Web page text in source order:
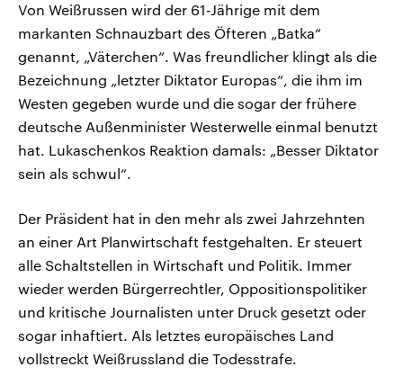
Von Weißrussen wird der 61-Jährige mit dem
markanten Schnauzbart des Öfteren „Batka“
genannt, „Väterchen“. Was freundlicher klingt als die
Bezeichnung „letzter Diktator Europas“, die ihm im
Westen gegeben wurde und die sogar der frühere
deutsche Außenminister Westerwelle einmal benutzt
hat. Lukaschenkos Reaktion damals: „Besser Diktator
sein als schwul“.
Der Präsident hat in den mehr als zwei Jahrzehnten
an einer Art Planwirtschaft festgehalten. Er steuert
alle Schaltstellen in Wirtschaft und Politik. Immer
wieder werden Bürgerrechtler, Oppositionspolitiker
und kritische Journalisten unter Druck gesetzt oder
sogar inhaftiert. Als letztes europäisches Land
vollstreckt Weißrussland die Todesstrafe.